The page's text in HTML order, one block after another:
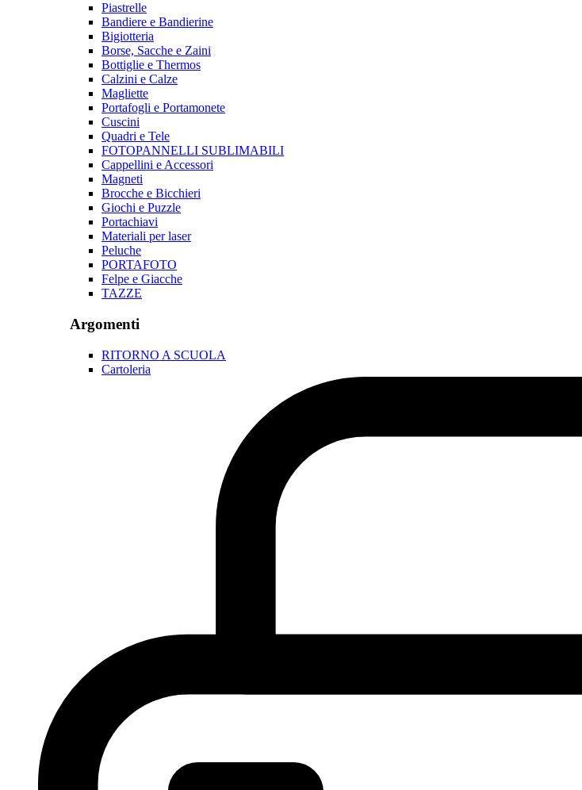
Piastrelle
Bandiere e Bandierine
Bigiotteria
Borse, Sacche e Zaini
Bottiglie e Thermos
Calzini e Calze
Magliette
Portafogli e Portamonete
Cuscini
Quadri e Tele
FOTOPANNELLI SUBLIMABILI
Cappellini e Accessori
Magneti
Brocche e Bicchieri
Giochi e Puzzle
Portachiavi
Materiali per laser
Peluche
PORTAFOTO
Felpe e Giacche
TAZZE
Argomenti
RITORNO A SCUOLA
Cartoleria